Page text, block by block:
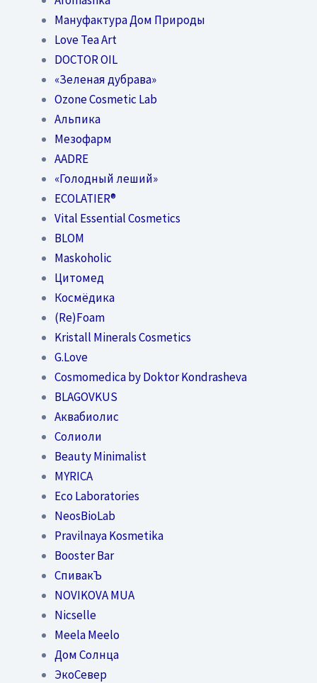
Мануфактура Дом Природы
Love Tea Art
DOCTOR OIL
«Зеленая дубрава»
Ozone Cosmetic Lab
Альпика
Мезофарм
AADRE
«Голодный леший»
EСОLATIER®
Vital Essential Cosmetics
BLOM
Maskoholic
Цитомед
Космёдика
(Re)Foam
Kristall Minerals Cosmetics
G.Love
Cosmomedica by Doktor Kondrasheva
BLAGOVKUS
Аквабиолис
Солиоли
Beauty Minimalist
MYRICA
Eco Laboratories
NeosBioLab
Pravilnaya Kosmetika
Booster Bar
СпивакЪ
NOVIKOVA MUA
Nicselle
Meela Meelo
Дом Солнца
ЭкоСевер